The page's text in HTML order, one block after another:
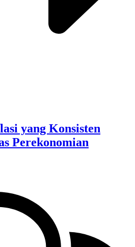
yang Konsisten
Perekonomian